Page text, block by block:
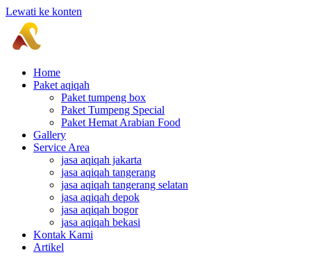
Lewati ke konten
Home
Paket aqiqah
Paket tumpeng box
Paket Tumpeng Special
Paket Hemat Arabian Food
Gallery
Service Area
jasa aqiqah jakarta
jasa aqiqah tangerang
jasa aqiqah tangerang selatan
jasa aqiqah depok
jasa aqiqah bogor
jasa aqiqah bekasi
Kontak Kami
Artikel